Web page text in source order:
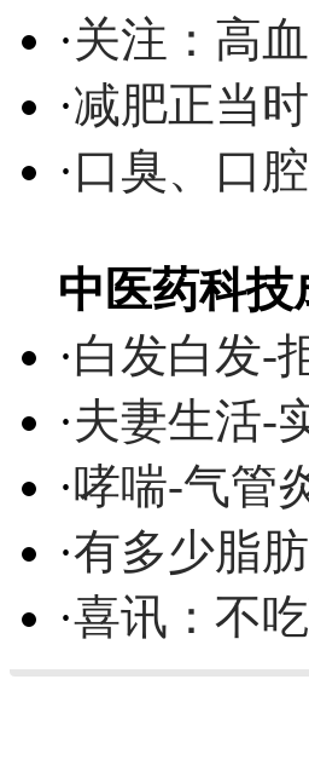
·关注：高
·减肥正当
·口臭、口
中医药科技
·白发白发-
·夫妻生活-
·哮喘-气管
·有多少脂
·喜讯：不